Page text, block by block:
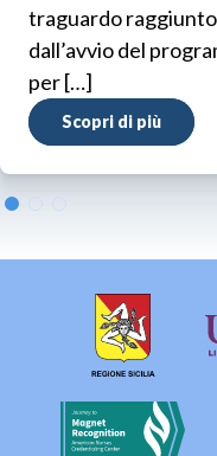
traguardo raggiunto
dall’avvio del
per […]
Scopri di più